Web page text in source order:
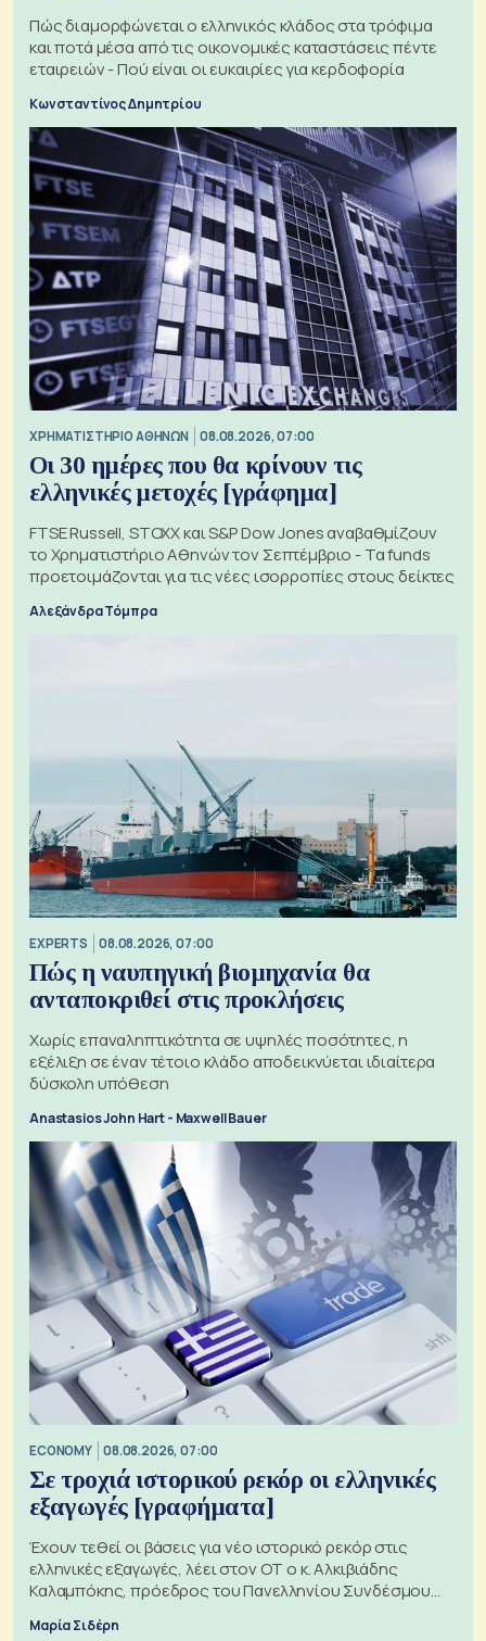
Πώς διαμορφώνεται ο ελληνικός κλάδος στα τρόφιμα
και ποτά μέσα από τις οικονομικές καταστάσεις πέντε
εταιρειών - Πού είναι οι ευκαιρίες για κερδοφορία
Κωνσταντίνος Δημητρίου
XΡΗΜΑΤΙΣΤΗΡΙΟ ΑΘΗΝΩΝ 08.08.2026, 07:00
Οι 30 ημέρες που θα κρίνουν τις
ελληνικές μετοχές [γράφημα]
FTSE Russell, STOXX και S&P Dow Jones αναβαθμίζουν
το Χρηματιστήριο Αθηνών τον Σεπτέμβριο - Τα funds
προετοιμάζονται για τις νέες ισορροπίες στους δείκτες
Αλεξάνδρα Τόμπρα
EXPERTS 08.08.2026, 07:00
Πώς η ναυπηγική βιομηχανία θα
ανταποκριθεί στις προκλήσεις
Χωρίς επαναληπτικότητα σε υψηλές ποσότητες, η
εξέλιξη σε έναν τέτοιο κλάδο αποδεικνύεται ιδιαίτερα
δύσκολη υπόθεση
Anastasios John Hart - Maxwell Bauer
ECONOMY 08.08.2026, 07:00
Σε τροχιά ιστορικού ρεκόρ οι ελληνικές
εξαγωγές [γραφήματα]
Έχουν τεθεί οι βάσεις για νέο ιστορικό ρεκόρ στις
ελληνικές εξαγωγές, λέει στον ΟΤ ο κ. Αλκιβιάδης
Καλαμπόκης, πρόεδρος του Πανελληνίου Συνδέσμου
Μαρία Σιδέρη